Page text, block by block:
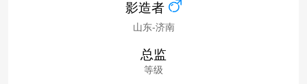
影造者
山东-济南
总监
等级